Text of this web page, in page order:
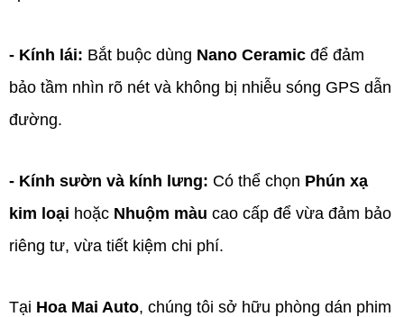
- Kính lái: Bắt buộc dùng Nano Ceramic để đảm
bảo tầm nhìn rõ nét và không bị nhiễu sóng GPS dẫn
đường.
- Kính sườn và kính lưng: Có thể chọn Phún xạ
kim loại hoặc Nhuộm màu cao cấp để vừa đảm bảo
riêng tư, vừa tiết kiệm chi phí.
Tại Hoa Mai Auto, chúng tôi sở hữu phòng dán phim